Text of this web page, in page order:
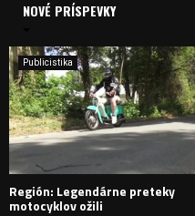
i
e
:
NOVÉ PRÍSPEVKY
Publicistika
Región: Legendárne preteky
motocyklov ožili